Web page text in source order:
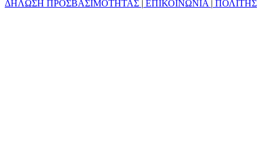
ΔΗΛΩΣΗ ΠΡΟΣΒΑΣΙΜΟΤΗΤΑΣ | ΕΠΙΚΟΙΝΩΝΙΑ | ΠΟΛΙΤΗΣ